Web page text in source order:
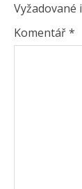
Vyžadované
Komentář*